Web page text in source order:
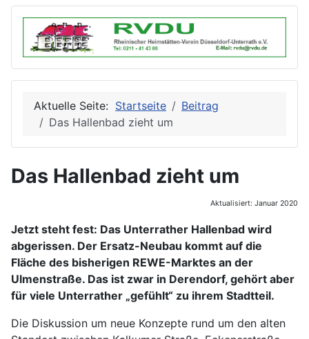
Aktuelle Seite: Startseite
Beitrag
Das Hallenbad zieht um
Das Hallenbad zieht um
Aktualisiert: Januar 2020
Jetzt steht fest: Das Unterrather Hallenbad wird
abgerissen. Der Ersatz-Neubau kommt auf die
Fläche des bisherigen REWE-Marktes an der
Ulmenstraße. Das ist zwar in Derendorf, gehört aber
für viele Unterrather „gefühlt“ zu ihrem Stadtteil.
Die Diskussion um neue Konzepte rund um den alten